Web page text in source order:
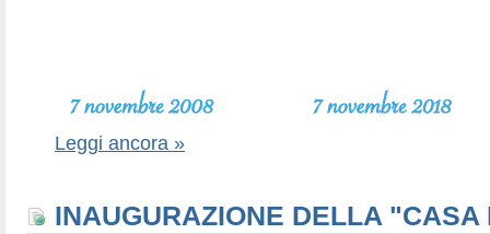
Leggi ancora »
INAUGURAZIONE DELLA